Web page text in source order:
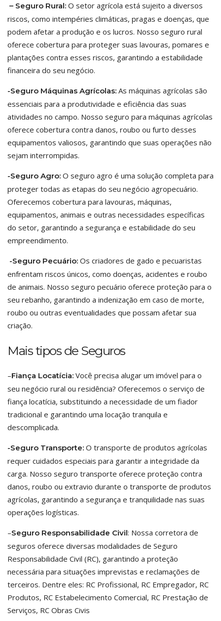
– Seguro Rural: O setor agrícola está sujeito a diversos
riscos, como intempéries climáticas, pragas e doenças, que
podem afetar a produção e os lucros. Nosso seguro rural
oferece cobertura para proteger suas lavouras, pomares e
plantações contra esses riscos, garantindo a estabilidade
financeira do seu negócio.
-Seguro Máquinas Agrícolas: As máquinas agrícolas são
essenciais para a produtividade e eficiência das suas
atividades no campo. Nosso seguro para máquinas agrícolas
oferece cobertura contra danos, roubo ou furto desses
equipamentos valiosos, garantindo que suas operações não
sejam interrompidas.
-Seguro Agro: O seguro agro é uma solução completa para
proteger todas as etapas do seu negócio agropecuário.
Oferecemos cobertura para lavouras, máquinas,
equipamentos, animais e outras necessidades específicas
do setor, garantindo a segurança e estabilidade do seu
empreendimento.
-Seguro Pecuário: Os criadores de gado e pecuaristas
enfrentam riscos únicos, como doenças, acidentes e roubo
de animais. Nosso seguro pecuário oferece proteção para o
seu rebanho, garantindo a indenização em caso de morte,
roubo ou outras eventualidades que possam afetar sua
criação.
Mais tipos de Seguros
–Fiança Locatícia: Você precisa alugar um imóvel para o
seu negócio rural ou residência? Oferecemos o serviço de
fiança locatícia, substituindo a necessidade de um fiador
tradicional e garantindo uma locação tranquila e
descomplicada.
-Seguro Transporte: O transporte de produtos agrícolas
requer cuidados especiais para garantir a integridade da
carga. Nosso seguro transporte oferece proteção contra
danos, roubo ou extravio durante o transporte de produtos
agrícolas, garantindo a segurança e tranquilidade nas suas
operações logísticas.
–Seguro Responsabilidade Civil: Nossa corretora de
seguros oferece diversas modalidades de Seguro
Responsabilidade Civil (RC), garantindo a proteção
necessária para situações imprevistas e reclamações de
terceiros. Dentre eles: RC Profissional, RC Empregador, RC
Produtos, RC Estabelecimento Comercial, RC Prestação de
Serviços, RC Obras Civis